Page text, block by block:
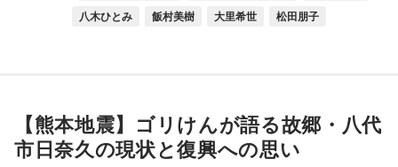
八木ひとみ
飯村美樹 大里希世 松田朋子
【熊本地震】ゴリけんが語る故郷・八代
市日奈久の現状と復興への思い